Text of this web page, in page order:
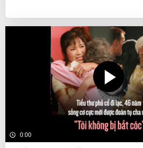
0:00